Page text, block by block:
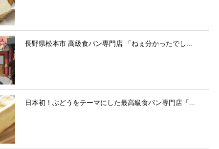
長野県松本市 高級食パン専門店 「ねぇ分かったでし...
日本初！ぶどうをテーマにした最高級食パン専門店「...